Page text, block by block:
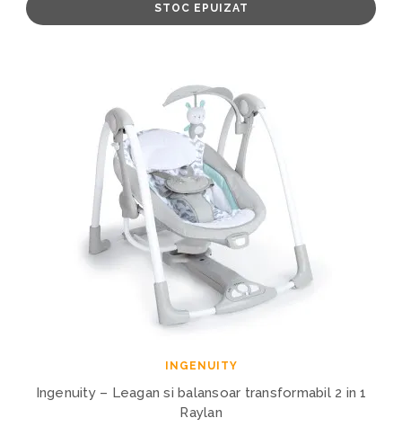
STOC EPUIZAT
INGENUITY
Ingenuity – Leagan si balansoar transformabil 2 in 1
Raylan